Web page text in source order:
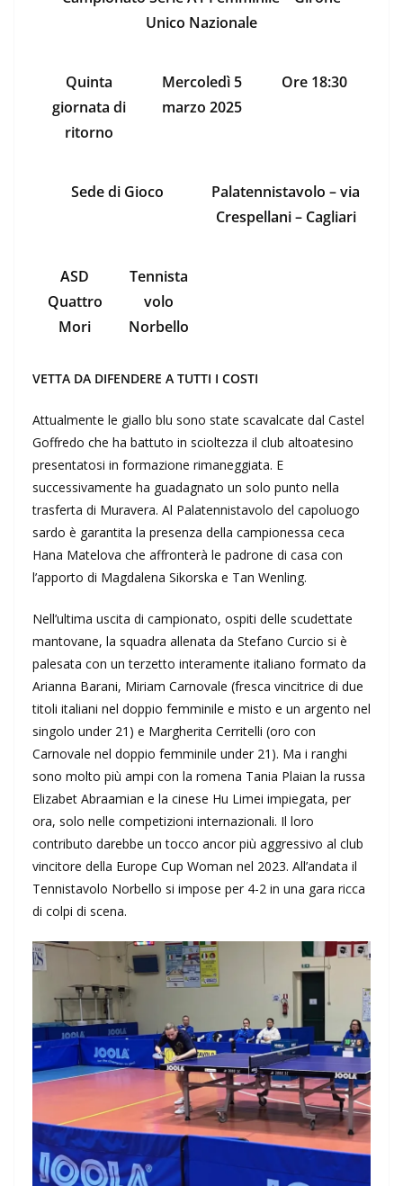
Unico Nazionale
Quinta
giornata di
ritorno
Mercoledì 5
marzo 2025
Ore 18:30
Sede di Gioco
Palatennistavolo – via
Crespellani – Cagliari
ASD
Quattro
Mori
Tennista
volo
Norbello
VETTA DA DIFENDERE A TUTTI I COSTI
Attualmente le giallo blu sono state scavalcate dal Castel
Goffredo che ha battuto in scioltezza il club altoatesino
presentatosi in formazione rimaneggiata. E
successivamente ha guadagnato un solo punto nella
trasferta di Muravera. Al Palatennistavolo del capoluogo
sardo è garantita la presenza della campionessa ceca
Hana Matelova che affronterà le padrone di casa con
l’apporto di Magdalena Sikorska e Tan Wenling.
Nell’ultima uscita di campionato, ospiti delle scudettate
mantovane, la squadra allenata da Stefano Curcio si è
palesata con un terzetto interamente italiano formato da
Arianna Barani, Miriam Carnovale (fresca vincitrice di due
titoli italiani nel doppio femminile e misto e un argento nel
singolo under 21) e Margherita Cerritelli (oro con
Carnovale nel doppio femminile under 21). Ma i ranghi
sono molto più ampi con la romena Tania Plaian la russa
Elizabet Abraamian e la cinese Hu Limei impiegata, per
ora, solo nelle competizioni internazionali. Il loro
contributo darebbe un tocco ancor più aggressivo al club
vincitore della Europe Cup Woman nel 2023. All’andata il
Tennistavolo Norbello si impose per 4-2 in una gara ricca
di colpi di scena.